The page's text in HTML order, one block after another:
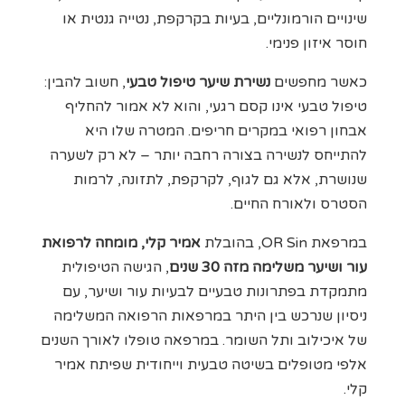
שינויים הורמונליים, בעיות בקרקפת, נטייה גנטית או
חוסר איזון פנימי.
כאשר מחפשיםנשירת שיער טיפול טבעי, חשוב להבין:
טיפול טבעי אינו קסם רגעי, והוא לא אמור להחליף
אבחון רפואי במקרים חריפים. המטרה שלו היא
להתייחס לנשירה בצורה רחבה יותר – לא רק לשערה
שנושרת, אלא גם לגוף, לקרקפת, לתזונה, לרמות
הסטרס ולאורח החיים.
במרפאת OR Sin, בהובלת
אמיר קלי, מומחה לרפואת
עור ושיער משלימה מזה 30 שנים
, הגישה הטיפולית
מתמקדת בפתרונות טבעיים לבעיות עור ושיער, עם
ניסיון שנרכש בין היתר במרפאות הרפואה המשלימה
של איכילוב ותל השומר. במרפאה טופלו לאורך השנים
אלפי מטופלים בשיטה טבעית וייחודית שפיתח אמיר
קלי.